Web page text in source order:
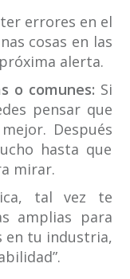
errores en el
cosas en las
alerta.
o comunes: Si
pensar que
Después
hasta que
mirar.
tal vez te
amplias para
en tu industria,